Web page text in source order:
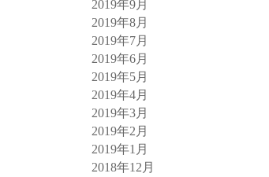
2019年9月
2019年8月
2019年7月
2019年6月
2019年5月
2019年4月
2019年3月
2019年2月
2019年1月
2018年12月